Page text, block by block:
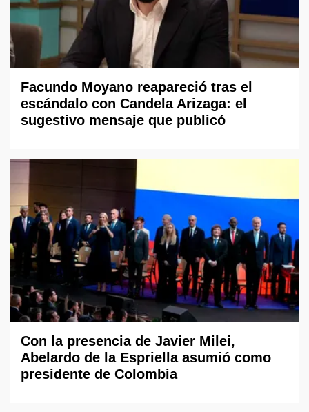
Facundo Moyano reapareció tras el
escándalo con Candela Arizaga: el
sugestivo mensaje que publicó
Con la presencia de Javier Milei,
Abelardo de la Espriella asumió como
presidente de Colombia